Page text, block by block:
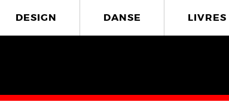
DESIGN DANSE LIVRES